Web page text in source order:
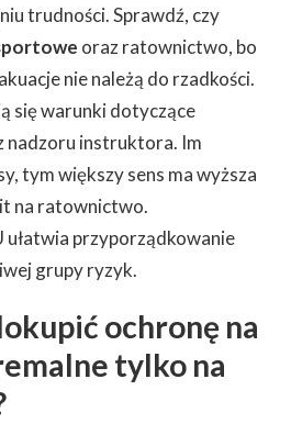
trudności. Sprawdź, czy
oraz ratownictwo, bo
nie należą do rzadkości.
się warunki dotyczące
nadzoru instruktora. Im
tym większy sens ma wyższa
na ratownictwo.
przyporządkowanie
grupy ryzyk.
ochronę na
tylko na